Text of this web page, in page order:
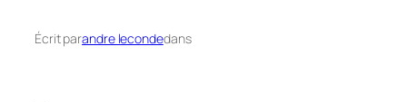
Écrit parandre lecondedans